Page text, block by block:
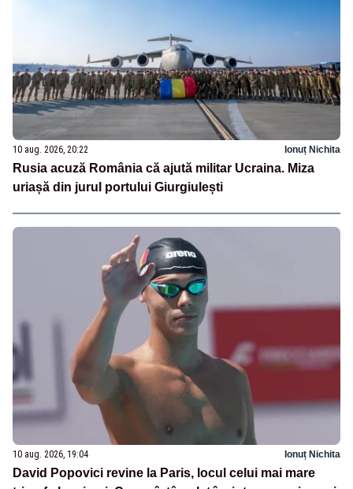
10 aug. 2026, 20:22 Ionuț Nichita
Rusia acuză România că ajută militar Ucraina. Miza
uriașă din jurul portului Giurgiulești
10 aug. 2026, 19:04 Ionuț Nichita
David Popovici revine la Paris, locul celui mai mare